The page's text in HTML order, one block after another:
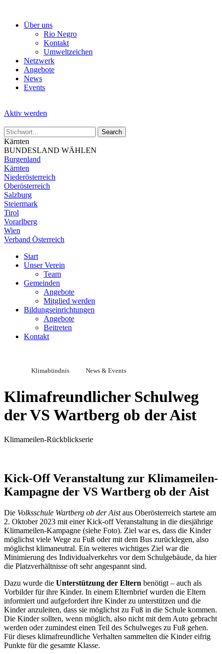
Über uns
Rio Negro
Kontakt
Umweltzeichen
Netzwerk
Angebote
News
Events
Aktiv werden
Kärnten
BUNDESLAND WÄHLEN
Burgenland
Kärnten
Niederösterreich
Oberösterreich
Salzburg
Steiermark
Tirol
Vorarlberg
Wien
Verband Österreich
Start
Unser Verein
Team
Gemeinden
Angebote
Mitglied werden
Bildungseinrichtungen
Angebote
Beitreten
Kontakt
Klimabündnis News & Events
Klimafreundlicher Schulweg
der VS Wartberg ob der Aist
Klimameilen-Rückblickserie
Kick-Off Veranstaltung zur Klimameilen-
Kampagne der VS Wartberg ob der Aist
Die Volksschule Wartberg ob der Aistaus Oberösterreich startete am
2. Oktober 2023 mit einer Kick-off Veranstaltung in die diesjährige
Klimameilen-Kampagne (siehe Foto). Ziel war es, dass die Kinder
möglichst viele Wege zu Fuß oder mit dem Bus zurücklegen, also
möglichst klimaneutral. Ein weiteres wichtiges Ziel war die
Minimierung des Individualverkehrs vor dem Schulgebäude, da hier
die Platzverhältnisse oft sehr angespannt sind.
Dazu wurde die Unterstützung der Eltern benötigt – auch als
Vorbilder für ihre Kinder. In einem Elternbrief wurden die Eltern
informiert und aufgefordert ihre Kinder zu unterstützen und die
Kinder anzuleiten, dass sie möglichst zu Fuß in die Schule kommen.
Die Kinder sollten, wenn möglich, also nicht mit dem Auto gebracht
werden oder zumindest einen Teil des Schulweges zu Fuß gehen.
Für dieses klimafreundliche Verhalten sammelten die Kinder eifrig
Punkte für die gesamte Klasse.